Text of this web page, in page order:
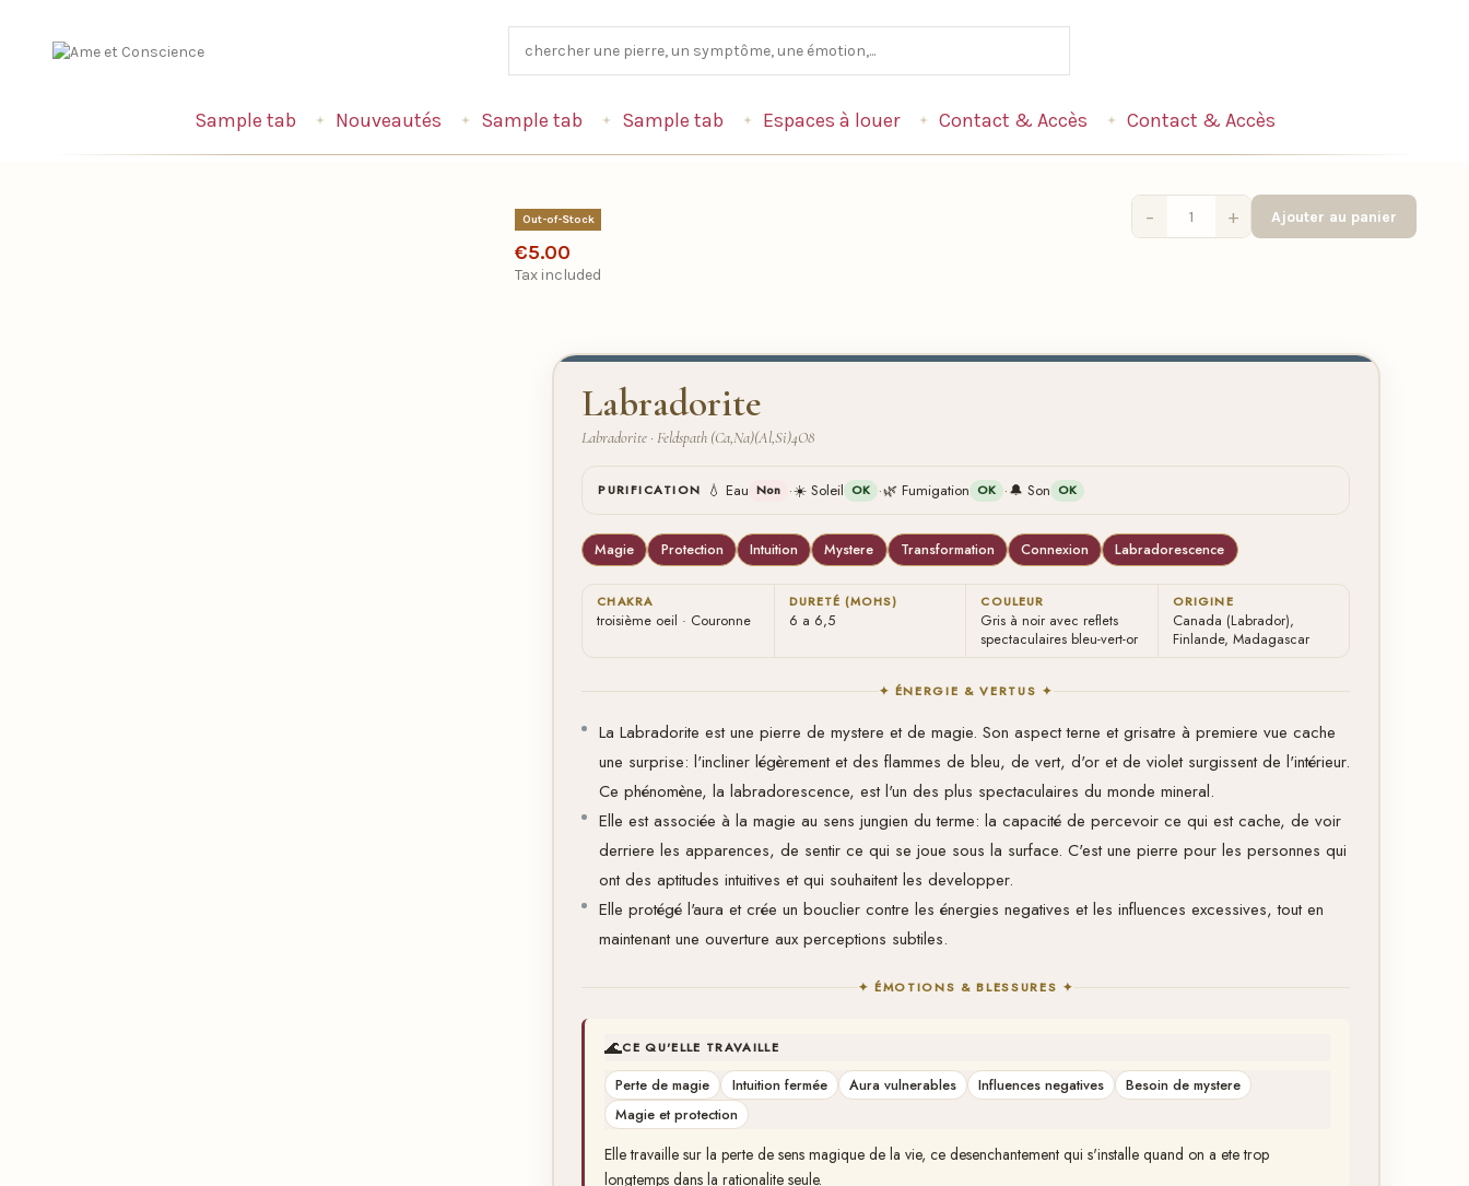
Sample tab Nouveautés Sample tab Sample tab Espaces à louer Contact & Accès Contact & Accès
Out-of-Stock
€5.00
Tax included
− + Ajouter au panier
Labradorite
Labradorite · Feldspath (Ca,Na)(Al,Si)4O8
PURIFICATION 💧 Eau Non ·☀️ Soleil OK ·🌿 Fumigation OK ·🔔 Son OK
Magie Protection Intuition Mystere Transformation Connexion Labradorescence
CHAKRA
troisième oeil · Couronne
DURETÉ (MOHS)
6 a 6,5
COULEUR
Gris à noir avec reflets
spectaculaires bleu-vert-or
ORIGINE
Canada (Labrador),
Finlande, Madagascar
✦ ÉNERGIE & VERTUS ✦
La Labradorite est une pierre de mystere et de magie. Son aspect terne et grisatre à premiere vue cache
une surprise: l'incliner légèrement et des flammes de bleu, de vert, d'or et de violet surgissent de l'intérieur.
Ce phénomène, la labradorescence, est l'un des plus spectaculaires du monde mineral.
Elle est associée à la magie au sens jungien du terme: la capacité de percevoir ce qui est cache, de voir
derriere les apparences, de sentir ce qui se joue sous la surface. C'est une pierre pour les personnes qui
ont des aptitudes intuitives et qui souhaitent les developper.
Elle protégé l'aura et crée un bouclier contre les énergies negatives et les influences excessives, tout en
maintenant une ouverture aux perceptions subtiles.
✦ ÉMOTIONS & BLESSURES ✦
🌊CE QU'ELLE TRAVAILLE
Perte de magie Intuition fermée Aura vulnerables Influences negatives
Besoin de mystere
Magie et protection
Elle travaille sur la perte de sens magique de la vie, ce desenchantement qui s'installe quand on a ete trop
longtemps dans la rationalite seule.